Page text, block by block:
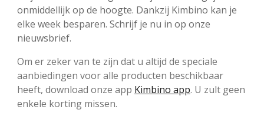
onmiddellijk op de hoogte. Dankzij Kimbino kan je
elke week besparen. Schrijf je nu in op onze
nieuwsbrief.
Om er zeker van te zijn dat u altijd de speciale
aanbiedingen voor alle producten beschikbaar
heeft, download onze app Kimbino app. U zult geen
enkele korting missen.